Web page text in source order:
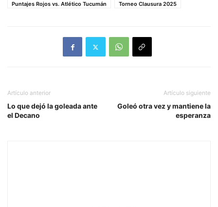
Puntajes Rojos vs. Atlético Tucumán
Torneo Clausura 2025
Artículo anterior
Lo que dejó la goleada ante
el Decano
Artículo siguiente
Goleó otra vez y mantiene la
esperanza